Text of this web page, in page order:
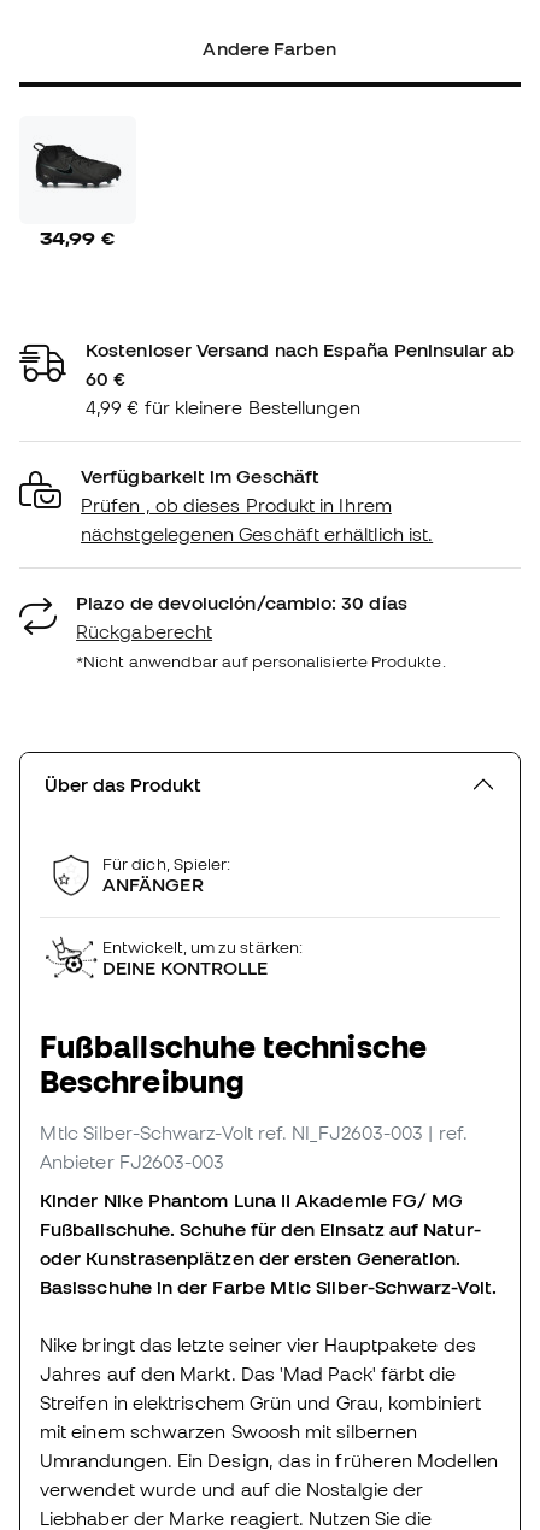
Andere Farben
34,99 €
Kostenloser Versand nach España Peninsular ab
60 €
4,99 € für kleinere Bestellungen
Verfügbarkeit im Geschäft
Prüfen , ob dieses Produkt in Ihrem
nächstgelegenen Geschäft erhältlich ist.
Plazo de devolución/cambio: 30 días
Rückgaberecht
*Nicht anwendbar auf personalisierte Produkte.
Über das Produkt
Für dich, Spieler:
ANFÄNGER
Entwickelt, um zu stärken:
DEINE KONTROLLE
Fußballschuhe technische
Beschreibung
Mtlc Silber-Schwarz-Volt ref. NI_FJ2603-003 | ref.
Anbieter FJ2603-003
Kinder Nike Phantom Luna II Akademie FG/ MG
Fußballschuhe. Schuhe für den Einsatz auf Natur-
oder Kunstrasenplätzen der ersten Generation.
Basisschuhe in der Farbe Mtlc Silber-Schwarz-Volt.
Nike bringt das letzte seiner vier Hauptpakete des
Jahres auf den Markt. Das 'Mad Pack' färbt die
Streifen in elektrischem Grün und Grau, kombiniert
mit einem schwarzen Swoosh mit silbernen
Umrandungen. Ein Design, das in früheren Modellen
verwendet wurde und auf die Nostalgie der
Liebhaber der Marke reagiert. Nutzen Sie die